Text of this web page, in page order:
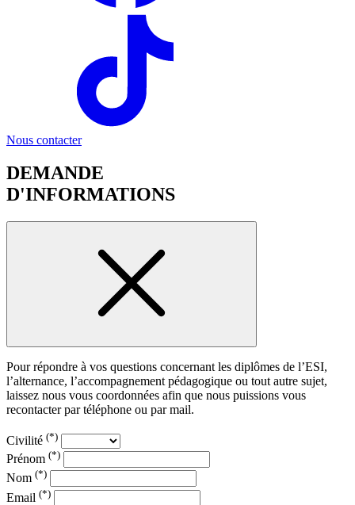
Nous contacter
DEMANDE
D'INFORMATIONS
Pour répondre à vos questions concernant les diplômes de l’ESI,
l’alternance, l’accompagnement pédagogique ou tout autre sujet,
laissez nous vous coordonnées afin que nous puissions vous
recontacter par téléphone ou par mail.
Civilité (*)
Prénom (*)
Nom (*)
Email (*)